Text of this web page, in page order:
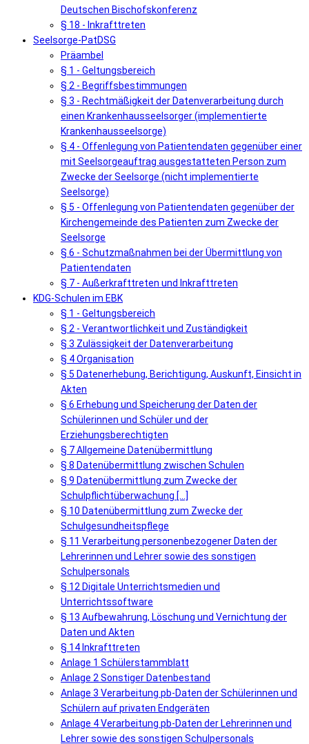
Deutschen Bischofskonferenz
§ 18 - Inkrafttreten
Seelsorge-PatDSG
Präambel
§ 1 - Geltungsbereich
§ 2 - Begriffsbestimmungen
§ 3 - Rechtmäßigkeit der Datenverarbeitung durch
einen Krankenhausseelsorger (implementierte
Krankenhausseelsorge)
§ 4 - Offenlegung von Patientendaten gegenüber einer
mit Seelsorgeauftrag ausgestatteten Person zum
Zwecke der Seelsorge (nicht implementierte
Seelsorge)
§ 5 - Offenlegung von Patientendaten gegenüber der
Kirchengemeinde des Patienten zum Zwecke der
Seelsorge
§ 6 - Schutzmaßnahmen bei der Übermittlung von
Patientendaten
§ 7 - Außerkrafttreten und Inkrafttreten
KDG-Schulen im EBK
§ 1 - Geltungsbereich
§ 2 - Verantwortlichkeit und Zuständigkeit
§ 3 Zulässigkeit der Datenverarbeitung
§ 4 Organisation
§ 5 Datenerhebung, Berichtigung, Auskunft, Einsicht in
Akten
§ 6 Erhebung und Speicherung der Daten der
Schülerinnen und Schüler und der
Erziehungsberechtigten
§ 7 Allgemeine Datenübermittlung
§ 8 Datenübermittlung zwischen Schulen
§ 9 Datenübermittlung zum Zwecke der
Schulpflichtüberwachung [...]
§ 10 Datenübermittlung zum Zwecke der
Schulgesundheitspflege
§ 11 Verarbeitung personenbezogener Daten der
Lehrerinnen und Lehrer sowie des sonstigen
Schulpersonals
§ 12 Digitale Unterrichtsmedien und
Unterrichtssoftware
§ 13 Aufbewahrung, Löschung und Vernichtung der
Daten und Akten
§ 14 Inkrafttreten
Anlage 1 Schülerstammblatt
Anlage 2 Sonstiger Datenbestand
Anlage 3 Verarbeitung pb-Daten der Schülerinnen und
Schülern auf privaten Endgeräten
Anlage 4 Verarbeitung pb-Daten der Lehrerinnen und
Lehrer sowie des sonstigen Schulpersonals